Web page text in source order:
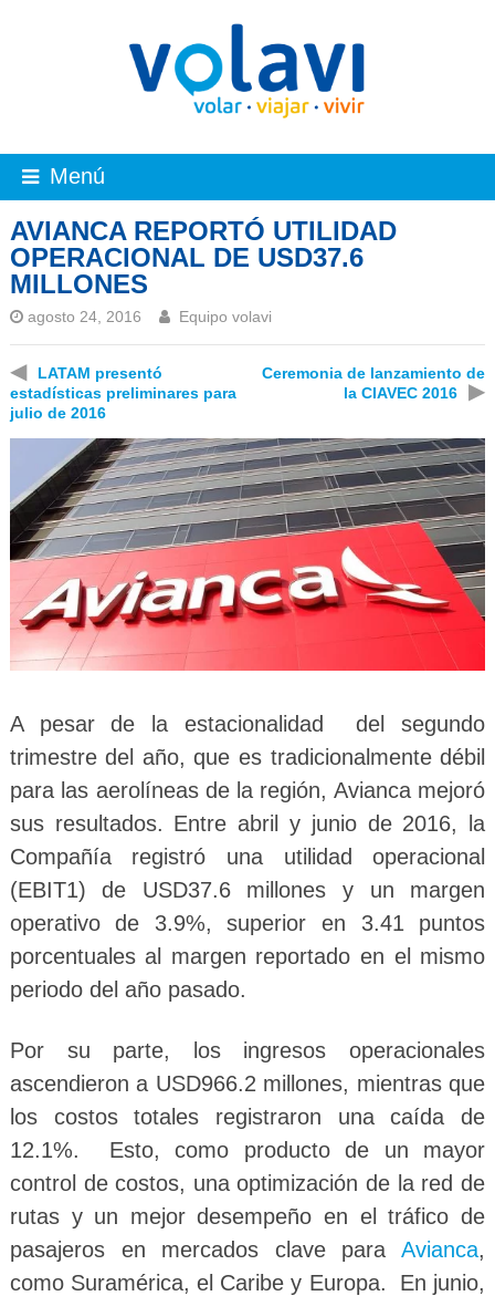
Menú
AVIANCA REPORTÓ UTILIDAD
OPERACIONAL DE USD37.6
MILLONES
agosto 24, 2016 Equipo volavi
◀
LATAM presentó
estadísticas preliminares para
julio de 2016
Ceremonia de lanzamiento de
la CIAVEC 2016
▶
A pesar de la estacionalidad del segundo
trimestre del año, que es tradicionalmente débil
para las aerolíneas de la región, Avianca mejoró
sus resultados. Entre abril y junio de 2016, la
Compañía registró una utilidad operacional
(EBIT1) de USD37.6 millones y un margen
operativo de 3.9%, superior en 3.41 puntos
porcentuales al margen reportado en el mismo
periodo del año pasado.
Por su parte, los ingresos operacionales
ascendieron a USD966.2 millones, mientras que
los costos totales registraron una caída de
12.1%. Esto, como producto de un mayor
control de costos, una optimización de la red de
rutas y un mejor desempeño en el tráfico de
pasajeros en mercados clave paraAvianca,
como Suramérica, el Caribe y Europa. En junio,